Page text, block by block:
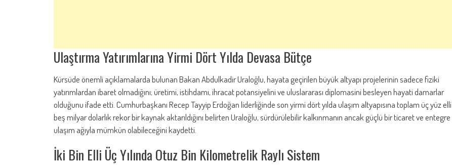
Ulaştırma Yatırımlarına Yirmi Dört Yılda Devasa Bütçe
Kürsüde önemli açıklamalarda bulunan Bakan Abdulkadir Uraloğlu, hayata geçirilen büyük altyapı projelerinin sadece fiziki
yatırımlardan ibaret olmadığını; üretimi, istihdamı, ihracat potansiyelini ve uluslararası diplomasini besleyen hayati damarlar
olduğunu ifade etti. Cumhurbaşkanı Recep Tayyip Erdoğan liderliğinde son yirmi dört yılda ulaşım altyapısına toplam üç yüz elli
beş milyar dolarlık rekor bir kaynak aktarıldığını belirten Uraloğlu, sürdürülebilir kalkınmanın ancak güçlü bir ticaret ve entegre
ulaşım ağıyla mümkün olabileceğini kaydetti.
İki Bin Elli Üç Yılında Otuz Bin Kilometrelik Raylı Sistem